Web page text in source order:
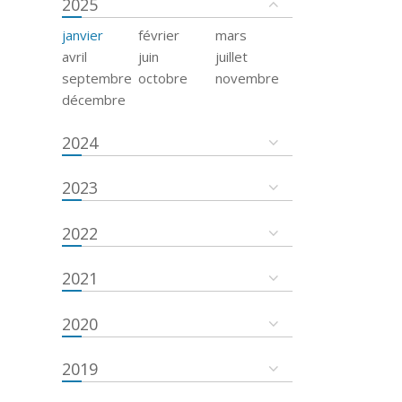
janvier février
mars
avril
juin
juillet
septembre octobre
novembre
décembre
2024
2023
2022
2021
2020
2019